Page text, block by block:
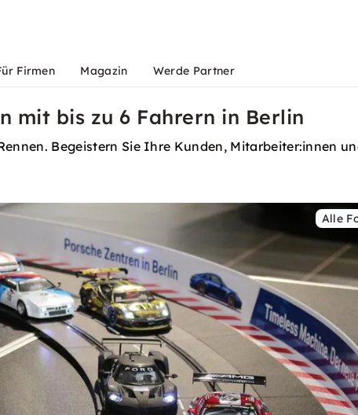
Firmen Magazin Werde Partner
mit bis zu 6 Fahrern in Berlin
Begeistern Sie Ihre Kunden, Mitarbeiter:innen
Alle